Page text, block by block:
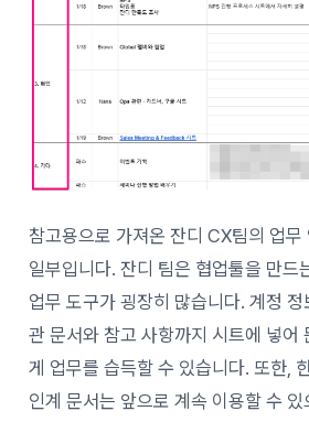
참고용으로 가져온 잔디 CX팀의 업무
일부입니다. 잔디 팀은 협업툴을 만드
업무 도구가 굉장히 많습니다. 계정
관 문서와 참고 사항까지 시트에 넣어
게 업무를 습득할 수 있습니다. 또한,
인계 문서는 앞으로 계속 이용할 수